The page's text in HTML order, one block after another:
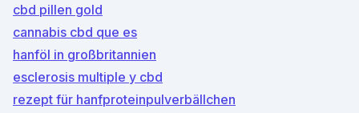
cbd pillen gold
cannabis cbd que es
hanföl in großbritannien
esclerosis multiple y cbd
rezept für hanfproteinpulverbällchen